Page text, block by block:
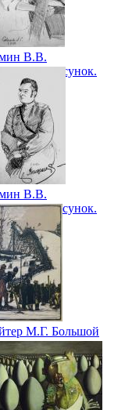
В.В.
рисунок.
В.В.
рисунок.
М.Г. Большой
1960